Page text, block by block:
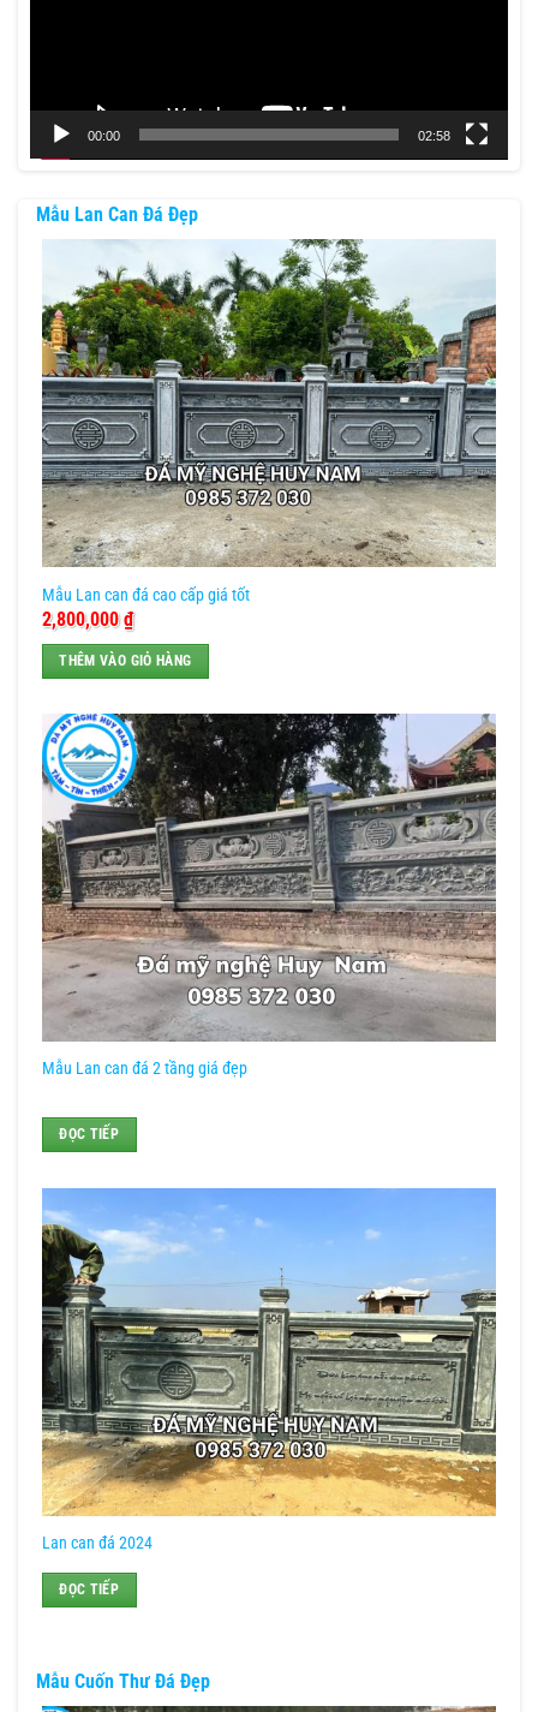
00:00 02:58
Mẫu Lan Can Đá Đẹp
Mẫu Lan can đá cao cấp giá tốt
2,800,000₫
THÊM VÀO GIỎ HÀNG
Mẫu Lan can đá 2 tầng giá đẹp
ĐỌC TIẾP
Lan can đá 2024
ĐỌC TIẾP
Mẫu Cuốn Thư Đá Đẹp